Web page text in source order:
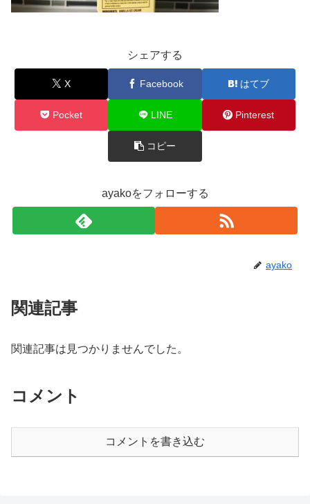
シェアする
X Facebook はてブ
Pocket LINE Pinterest
コピー
ayakoをフォローする
ayako
関連記事
関連記事は見つかりませんでした。
コメント
コメントを書き込む